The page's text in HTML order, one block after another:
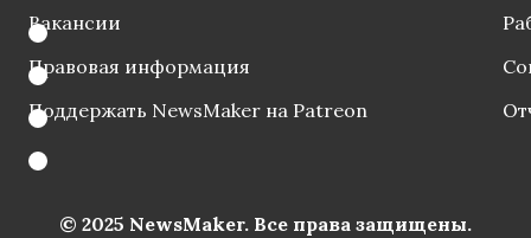
Вакансии
Правовая информация
Поддержать NewsMaker на Patreon
© 2025 NewsMaker. Все права защищены.